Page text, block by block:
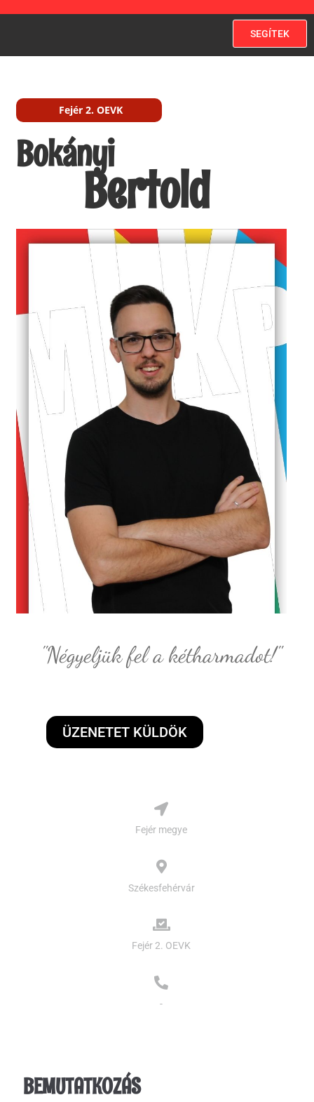
SEGÍTEK
Fejér 2. OEVK
Bokányi
Bertold
"Négyeljük fel a kétharmadot!"
ÜZENETET KÜLDÖK
Fejér megye
Székesfehérvár
Fejér 2. OEVK
-
BEMUTATKOZÁS